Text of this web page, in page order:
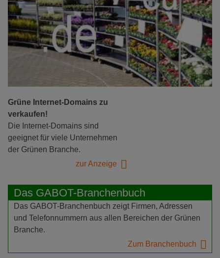
Grüne Internet-Domains zu
verkaufen!
Die Internet-Domains sind
geeignet für viele Unternehmen
der Grünen Branche.
zur Anzeige
Das GABOT-Branchenbuch
Das GABOT-Branchenbuch zeigt Firmen, Adressen
und Telefonnummern aus allen Bereichen der Grünen
Branche.
Zum Branchenbuch